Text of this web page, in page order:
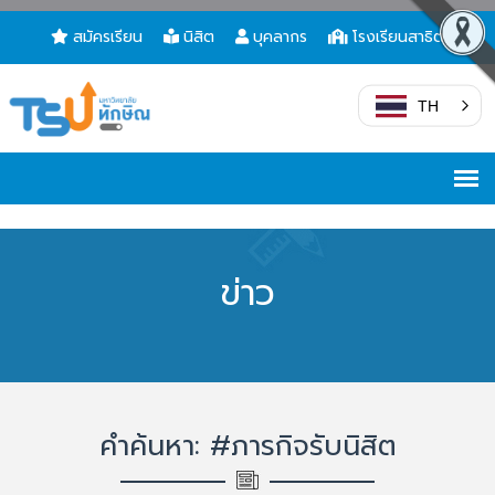
สมัครเรียน นิสิต บุคลากร โรงเรียนสาธิต
TH
ข่าว
คำค้นหา: #ภารกิจรับนิสิต